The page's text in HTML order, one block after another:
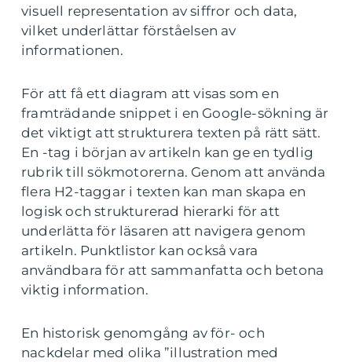
visuell representation av siffror och data,
vilket underlättar förståelsen av
informationen.
För att få ett diagram att visas som en
framträdande snippet i en Google-sökning är
det viktigt att strukturera texten på rätt sätt.
En -tag i början av artikeln kan ge en tydlig
rubrik till sökmotorerna. Genom att använda
flera H2-taggar i texten kan man skapa en
logisk och strukturerad hierarki för att
underlätta för läsaren att navigera genom
artikeln. Punktlistor kan också vara
användbara för att sammanfatta och betona
viktig information.
En historisk genomgång av för- och
nackdelar med olika ”illustration med